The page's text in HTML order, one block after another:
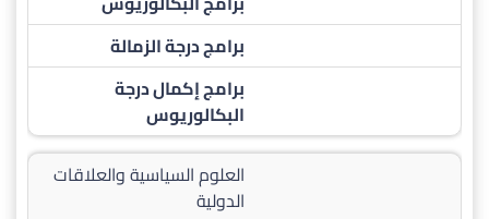
برامج درجة الزمالة
برامج إكمال درجة
البكالوريوس
العلوم السياسية والعلاقات
الدولية